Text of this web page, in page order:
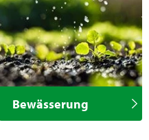
Bewässerung